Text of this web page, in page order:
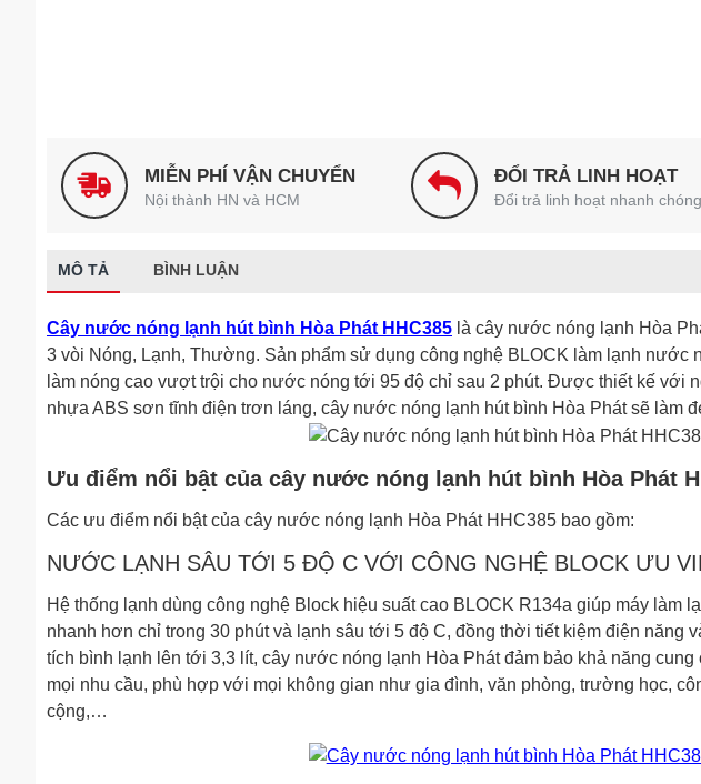
MIỄN PHÍ VẬN CHUYỂN
Nội thành HN và HCM
ĐỔI TRẢ LINH HOẠT
Đổi trả linh hoạt nhanh chóng
MÔ TẢ BÌNH LUẬN
Cây nước nóng lạnh hút bình Hòa Phát HHC385 là cây nước nóng lạnh Hòa
3 vòi Nóng, Lạnh, Thường. Sản phẩm sử dụng công nghệ BLOCK làm lạnh nước
làm nóng cao vượt trội cho nước nóng tới 95 độ chỉ sau 2 phút. Được thiết kế với
nhựa ABS sơn tĩnh điện trơn láng, cây nước nóng lạnh hút bình Hòa Phát sẽ làm
Ưu điểm nổi bật của cây nước nóng lạnh hút bình Hòa Phát
Các ưu điểm nổi bật của cây nước nóng lạnh Hòa Phát HHC385 bao gồm:
NƯỚC LẠNH SÂU TỚI 5 ĐỘ C VỚI CÔNG NGHỆ BLOCK ƯU
Hệ thống lạnh dùng công nghệ Block hiệu suất cao BLOCK R134a giúp máy làm
nhanh hơn chỉ trong 30 phút và lạnh sâu tới 5 độ C, đồng thời tiết kiệm điện năng
tích bình lạnh lên tới 3,3 lít, cây nước nóng lạnh Hòa Phát đảm bảo khả năng
mọi nhu cầu, phù hợp với mọi không gian như gia đình, văn phòng, trường học,
cộng,…